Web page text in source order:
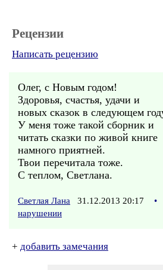
Рецензии
Написать рецензию
Олег, с Новым годом!
Здоровья, счастья, удачи и
новых сказок в следующем
У меня тоже такой сборник и
читать сказки по живой книге
намного приятней.
Твои перечитала тоже.
С теплом, Светлана.
Светлая Лана 31.12.2013 20:17 •
нарушении
+ добавить замечания